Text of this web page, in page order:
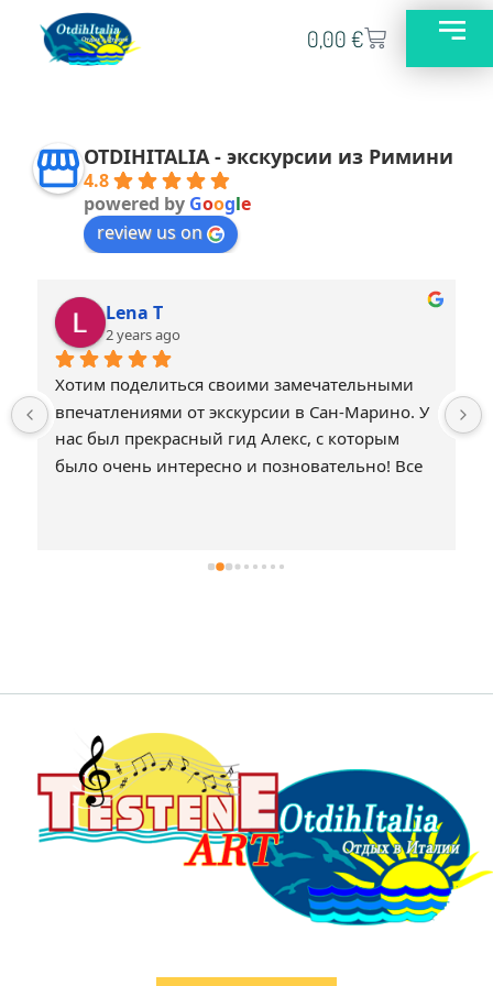
0,00€
OTDIHITALIA - экскурсии из Римини
4.8
powered by Google
review us on
Lena T
2 years ago
Хотим поделиться своими замечательными
впечатлениями от экскурсии в Сан-Марино. У
нас был прекрасный гид Алекс, с которым
было очень интересно и позновательно! Все